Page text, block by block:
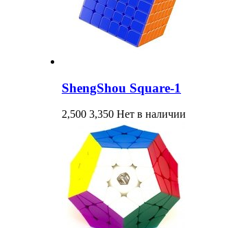
ShengShou Square-1
2,500 3,350 Нет в наличии